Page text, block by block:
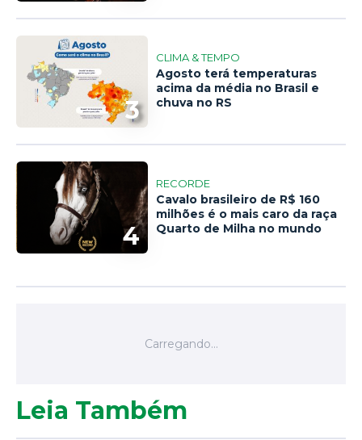
3
CLIMA & TEMPO
Agosto terá temperaturas
acima da média no Brasil e
chuva no RS
4
RECORDE
Cavalo brasileiro de R$ 160
milhões é o mais caro da raça
Quarto de Milha no mundo
Leia Também